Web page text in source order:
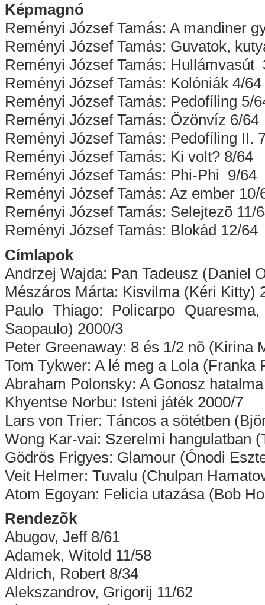
Képmagnó
Reményi József Tamás: A mandiner
Reményi József Tamás: Guvatok,
Reményi József Tamás: Hullámvasút
Reményi József Tamás: Kolóniák 4/64
Reményi József Tamás: Pedofíling 5/
Reményi József Tamás: Özönvíz 6/64
Reményi József Tamás: Pedofíling II.
Reményi József Tamás: Ki volt? 8/64
Reményi József Tamás: Phi-Phi 9/64
Reményi József Tamás: Az ember 10/
Reményi József Tamás: Selejtezõ 11/
Reményi József Tamás: Blokád 12/64
Címlapok
Andrzej Wajda: Pan Tadeusz (Daniel
Mészáros Márta: Kisvilma (Kéri Kitty)
Paulo Thiago: Policarpo
Saopaulo) 2000/3
Peter Greenaway: 8 és 1/2 nõ (Kirina
Tom Tykwer: A lé meg a Lola (Franka
Abraham Polonsky: A Gonosz
Khyentse Norbu: Isteni játék 2000/7
Lars von Trier: Táncos a sötétben
Wong Kar-vai: Szerelmi hangulatban
Gödrös Frigyes: Glamour (Ónodi
Veit Helmer: Tuvalu (Chulpan
Atom Egoyan: Felicia utazása (Bob
Rendezõk
Abugov, Jeff 8/61
Adamek, Witold 11/58
Aldrich, Robert 8/34
Alekszandrov, Grigorij 11/62